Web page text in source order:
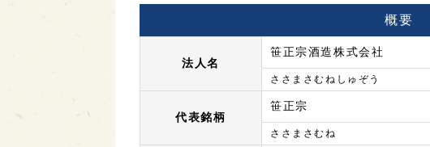
概要
法人名
笹正宗酒造株式会社
ささまさむねしゅぞう
代表銘柄
笹正宗
ささまさむね